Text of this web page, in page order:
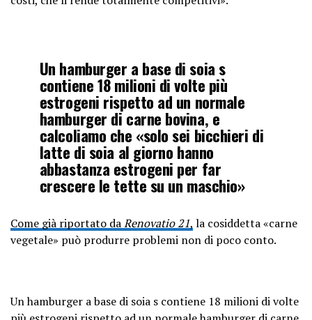
Un hamburger a base di soia s
contiene 18 milioni di volte più
estrogeni rispetto ad un normale
hamburger di carne bovina, e
calcoliamo che «solo sei bicchieri di
latte di soia al giorno hanno
abbastanza estrogeni per far
crescere le tette su un maschio»
Come già riportato daRenovatio 21, la cosiddetta «carne
vegetale» può produrre problemi non di poco conto.
Un hamburger a base di soia s contiene 18 milioni di volte